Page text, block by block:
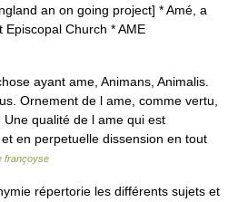
an on going project] * Amé, a
Church * AME
ayant ame, Animans, Animalis.
Ornement de l ame, comme vertu,
qualité de l ame qui est
en perpetuelle dissension en tout
françoyse
répertorie les différents sujets et